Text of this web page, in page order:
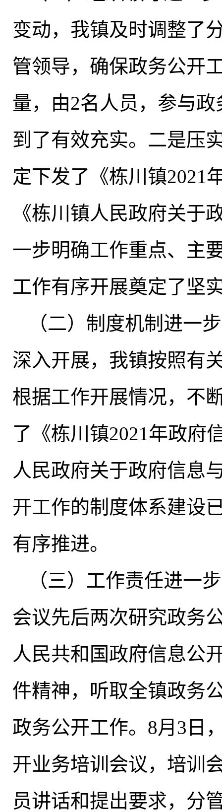
变动， 我镇及时调整了
管领导， 确保政务公开
量， 由2名人员，参与
到了有效充实。二是压
定下发了《栋川镇2021
《栋川镇人民政府关于
一步明确工作重点、主
工作有序开展奠定了坚
（二）制度机制进一
深入开展， 我镇按照有
根据工作开展情况， 不
了《栋川镇2021年政府
人民政府关于政府信息
开工作的制度体系建设
有序推进。
（三）工作责任进一
会议先后两次研究政务
人民共和国政府信息公
件精神，听取全镇政务
政务公开工作。8月3日
开业务培训会议，培训
员讲话和提出要求，分